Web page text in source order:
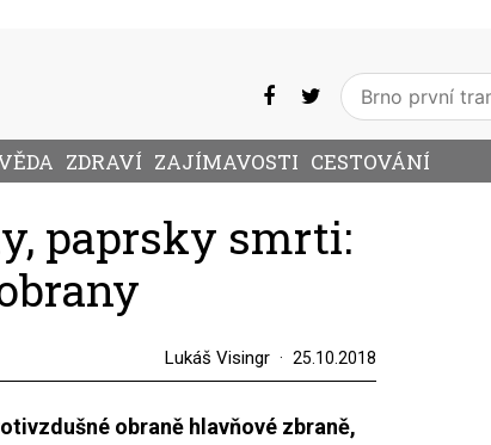
ZDRAVÍ ZAJÍMAVOSTI CESTOVÁNÍ
paprsky smrti:
Lukáš Visingr 25.10.2018
obraně hlavňové zbraně,